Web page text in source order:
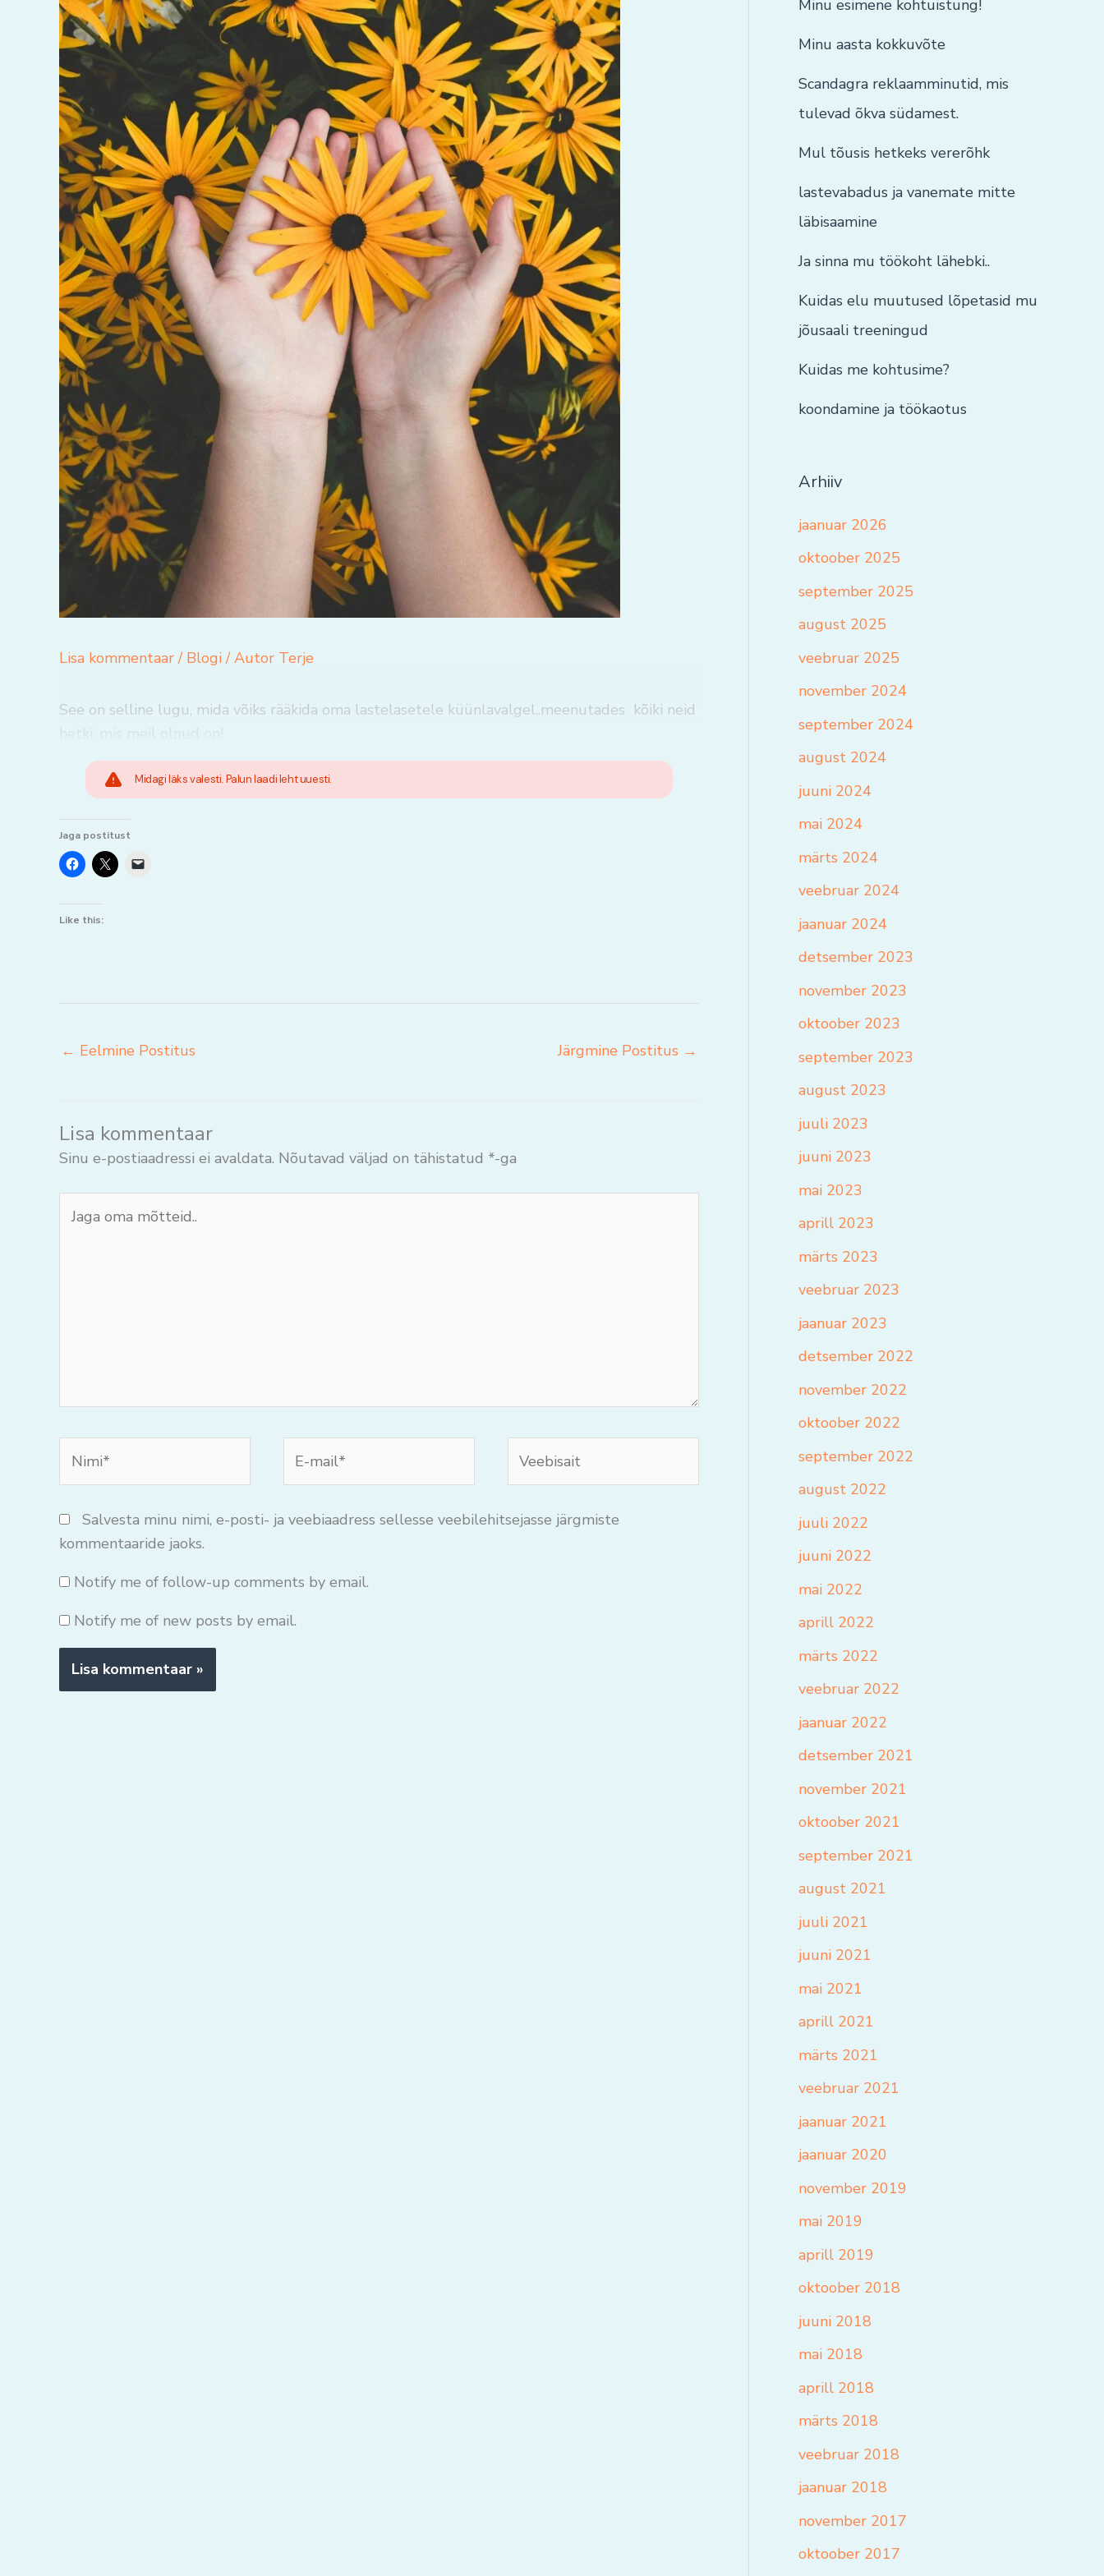
Lisa kommentaar / Blogi/ Autor Terje
See on selline lugu, mida võiks rääkida oma lastelasetele küünlavalgel..meenutades kõiki neid
Midagi läks valesti. Palun laadi leht uuesti.
Jaga postitust
Like this:
← Eelmine Postitus Järgmine Postitus →
Lisa kommentaar
Sinu e-postiaadressi ei avaldata. Nõutavad väljad on tähistatud *-ga
oma
mail*
Salvesta minu nimi, e-posti- ja veebiaadress sellesse veebilehitsejasse järgmiste
kommentaaride jaoks.
Notify me of follow-up comments by email.
Notify me of new posts by email.
Minu esimene kohtuistung!
Minu aasta kokkuvõte
Scandagra reklaamminutid, mis
tulevad õkva südamest.
Mul tõusis hetkeks vererõhk
lastevabadus ja vanemate mitte
läbisaamine
Ja sinna mu töökoht lähebki..
Kuidas elu muutused lõpetasid mu
jõusaali treeningud
Kuidas me kohtusime?
koondamine ja töökaotus
Arhiiv
jaanuar 2026
oktoober 2025
september 2025
august 2025
veebruar 2025
november 2024
september 2024
august 2024
juuni 2024
mai 2024
märts 2024
veebruar 2024
jaanuar 2024
detsember 2023
november 2023
oktoober 2023
september 2023
august 2023
juuli 2023
juuni 2023
mai 2023
aprill 2023
märts 2023
veebruar 2023
jaanuar 2023
detsember 2022
november 2022
oktoober 2022
september 2022
august 2022
juuli 2022
juuni 2022
mai 2022
aprill 2022
märts 2022
veebruar 2022
jaanuar 2022
detsember 2021
november 2021
oktoober 2021
september 2021
august 2021
juuli 2021
juuni 2021
mai 2021
aprill 2021
märts 2021
veebruar 2021
jaanuar 2021
jaanuar 2020
november 2019
mai 2019
aprill 2019
oktoober 2018
juuni 2018
mai 2018
aprill 2018
märts 2018
veebruar 2018
jaanuar 2018
november 2017
oktoober 2017